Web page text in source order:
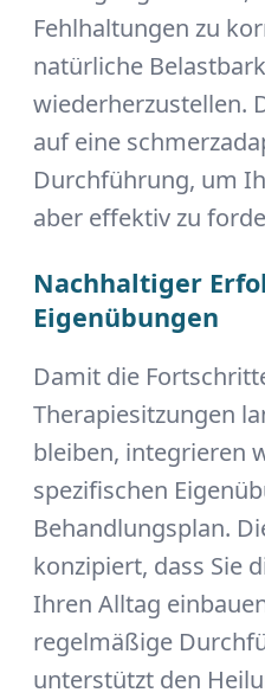
Fehlhaltungen zu
natürliche
wiederherzustellen.
auf eine
Durchführung, um
aber effektiv zu
Nachhaltiger
Eigenübungen
Damit die
Therapiesitzungen
bleiben, integrieren
spezifischen
Behandlungsplan.
konzipiert, dass Sie
Ihren Alltag
regelmäßige
unterstützt den